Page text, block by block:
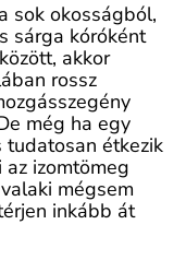
sok okosságból,
sárga kóróként
akkor
rossz
még ha egy
tudatosan étkezik
izomtömeg
mégsem
inkább át